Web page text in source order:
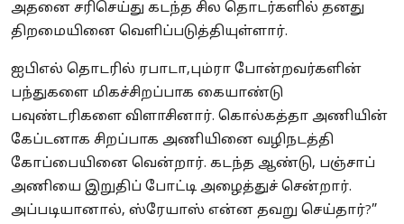
அதனை சரிசெய்து கடந்த சில தொடர்களில் தனது
திறமையினை வெளிப்படுத்தியுள்ளார்.
ஐபிஎல் தொடரில் ரபாடா,பும்ரா போன்றவர்களின்
பந்துகளை மிகச்சிறப்பாக கையாண்டு
பவுண்டரிகளை விளாசினார். கொல்கத்தா அணியின்
கேப்டனாக சிறப்பாக அணியினை வழிநடத்தி
கோப்பையினை வென்றார். கடந்த ஆண்டு, பஞ்சாப்
அணியை இறுதிப் போட்டி அழைத்துச் சென்றார்.
அப்படியானால், ஸ்ரேயாஸ் என்ன தவறு செய்தார்?”